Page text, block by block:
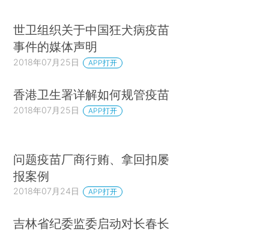
世卫组织关于中国狂犬病疫苗
事件的媒体声明
2018年07月25日 APP打开
香港卫生署详解如何规管疫苗
2018年07月25日 APP打开
问题疫苗厂商行贿、拿回扣屡
报案例
2018年07月24日 APP打开
吉林省纪委监委启动对长春长